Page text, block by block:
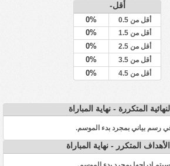
أقل-
أقل من 0.5 0%
أقل من 1.5 0%
أقل من 2.5 0%
أقل من 3.5 0%
أقل من 4.5 0%
المتكررة - نهاية المباراة
رسم بياني بمجرد بدء الموسم.
المتكرر - نهاية المباراة